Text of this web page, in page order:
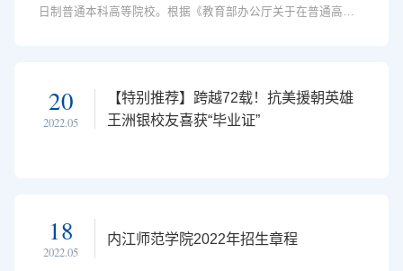
日制普通本科高等院校。根据《教育部办公厅关于在普通高校
校2022年在部分专业开展第二学士学位生招生培养工作。一、
领导机构 内江师范学院2022年招生工作领导小组。二、招
生专业、计划及学制 ...
20
2022.05
【特别推荐】跨越72载！抗美援朝英雄
王洲银校友喜获“毕业证”
18
2022.05
内江师范学院2022年招生章程